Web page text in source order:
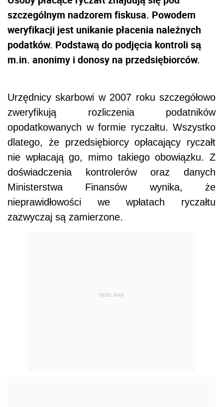
szczególnym nadzorem fiskusa. Powodem
weryfikacji jest unikanie płacenia należnych
podatków. Podstawą do podjęcia kontroli są
m.in. anonimy i donosy na przedsiębiorców.
Urzędnicy skarbowi w 2007 roku szczegółowo
zweryfikują rozliczenia podatników
opodatkowanych w formie ryczałtu. Wszystko
dlatego, że przedsiębiorcy opłacający ryczałt
nie wpłacają go, mimo takiego obowiązku. Z
doświadczenia kontrolerów oraz danych
Ministerstwa Finansów wynika, że
nieprawidłowości we wpłatach ryczałtu
zazwyczaj są zamierzone.
REKLAMA